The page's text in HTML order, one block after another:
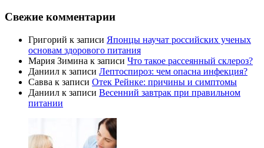
Свежие комментарии
Григорий к записи Японцы научат российских ученых
основам здорового питания
Мария Зимина к записи Что такое рассеянный склероз?
Даниил к записи Лептоспироз: чем опасна инфекция?
Савва к записи Отек Рейнке: причины и симптомы
Даниил к записи Весенний завтрак при правильном
питании